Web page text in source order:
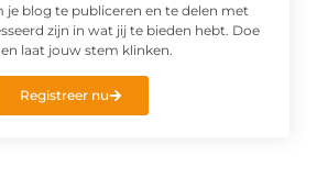
je blog te publiceren en te delen met
zijn in wat jij te bieden hebt. Doe
laat jouw stem klinken.
Registreer nu